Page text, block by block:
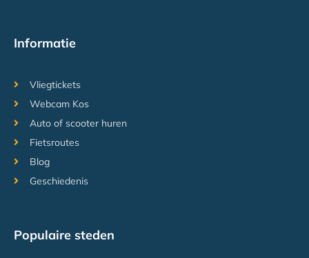
Informatie
Vliegtickets
Webcam Kos
Auto of scooter huren
Fietsroutes
Blog
Geschiedenis
Populaire steden